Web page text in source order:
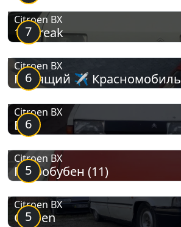
7
Citroen BX
16 Break
6
Citroen BX
Парящий ✈ Красномобиль
6
Citroen BX
Бэкс
5
Citroen BX
Гидробубен (11)
5
Citroen BX
Citroen